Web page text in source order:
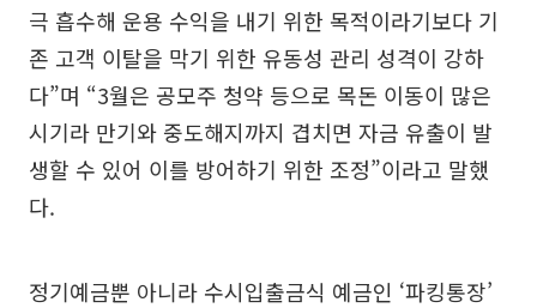
극 흡수해 운용 수익을 내기 위한 목적이라기보다 기
존 고객 이탈을 막기 위한 유동성 관리 성격이 강하
다”며 “3월은 공모주 청약 등으로 목돈 이동이 많은
시기라 만기와 중도해지까지 겹치면 자금 유출이 발
생할 수 있어 이를 방어하기 위한 조정”이라고 말했
다.
정기예금뿐 아니라 수시입출금식 예금인 ‘파킹통장’